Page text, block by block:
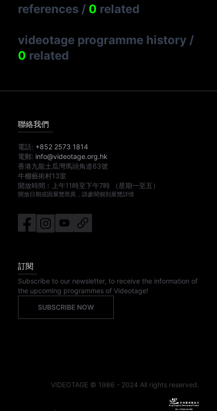
references / 0 related
videotage programme history /
0 related
聯絡我們
電話: +852 2573 1814
電郵: info@videotage.org.hk
香港九龍土瓜灣馬頭角道63號
牛棚藝術村13室
開放時間︰
上午11時至下午7時 （星期一至五）
開放日期或因展覽而異，請參閱個別展覽詳情
訂閱
Subscribe to our newsletter, to receive the information of
the upcoming programmes of Videotage!
SUBSCRIBE NOW
VIDEOTAGE © 1986 - 2024 All rights reserved.